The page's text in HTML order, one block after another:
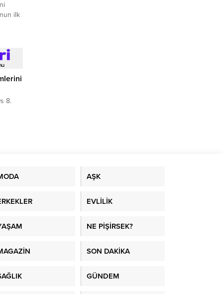
ilk
8.
AŞK
EVLİLİK
NE PİŞİRSEK?
SON DAKİKA
GÜNDEM